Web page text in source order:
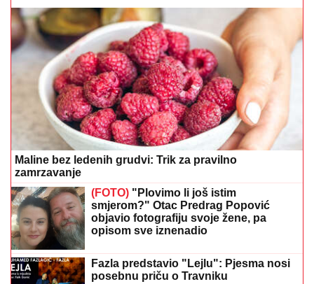
Maline bez ledenih grudvi: Trik za pravilno
zamrzavanje
(FOTO) "Plovimo li još istim
smjerom?" Otac Predrag Popović
objavio fotografiju svoje žene, pa
opisom sve iznenadio
Fazla predstavio "Lejlu": Pjesma nosi
posebnu priču o Travniku